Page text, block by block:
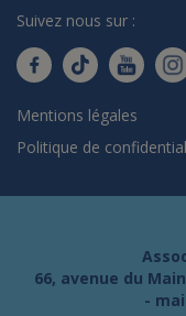
Suivez nous sur :
Mentions légales
Politique de
66, avenue du
-